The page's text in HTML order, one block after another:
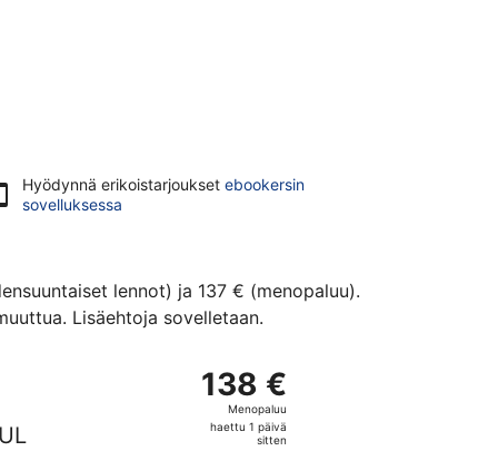
Hyödynnä erikoistarjoukset ebookersin
sovelluksessa
lennot) ja 137 € (menopaluu).
Lisäehtoja sovelletaan.
138 €
Menopaluu,
haettu
138 €
Menopaluu
haettu 1 päivä
sitten